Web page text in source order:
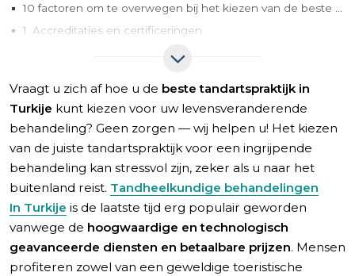
10 factoren om te overwegen bij het kiezen van de beste tandartspraktijk in Turkije
1. Accreditaties en certificeringen
2. Kliniekbeoordelingen en videotestimonials
4. Hygiëne en veiligheidsnormen van de kliniek
6. Transparant prijsbeleid
7. Taal en communicatie
8. Transfer- en accommodatiehulp
9. Voor- en nazorg
10. Betrouwbaarheid en professionaliteit
Voorbereiding op uw tandheelkundige reis naar Turkije
Vraagt u zich af hoe u de beste tandartspraktijk in
Turkije kunt kiezen voor uw levensveranderende
behandeling? Geen zorgen — wij helpen u! Het kiezen
van de juiste tandartspraktijk voor een ingrijpende
behandeling kan stressvol zijn, zeker als u naar het
buitenland reist. Tandheelkundige behandelingen
In Turkije is de laatste tijd erg populair geworden
vanwege de hoogwaardige en technologisch
geavanceerde diensten en betaalbare prijzen. Mensen
profiteren zowel van een geweldige toeristische